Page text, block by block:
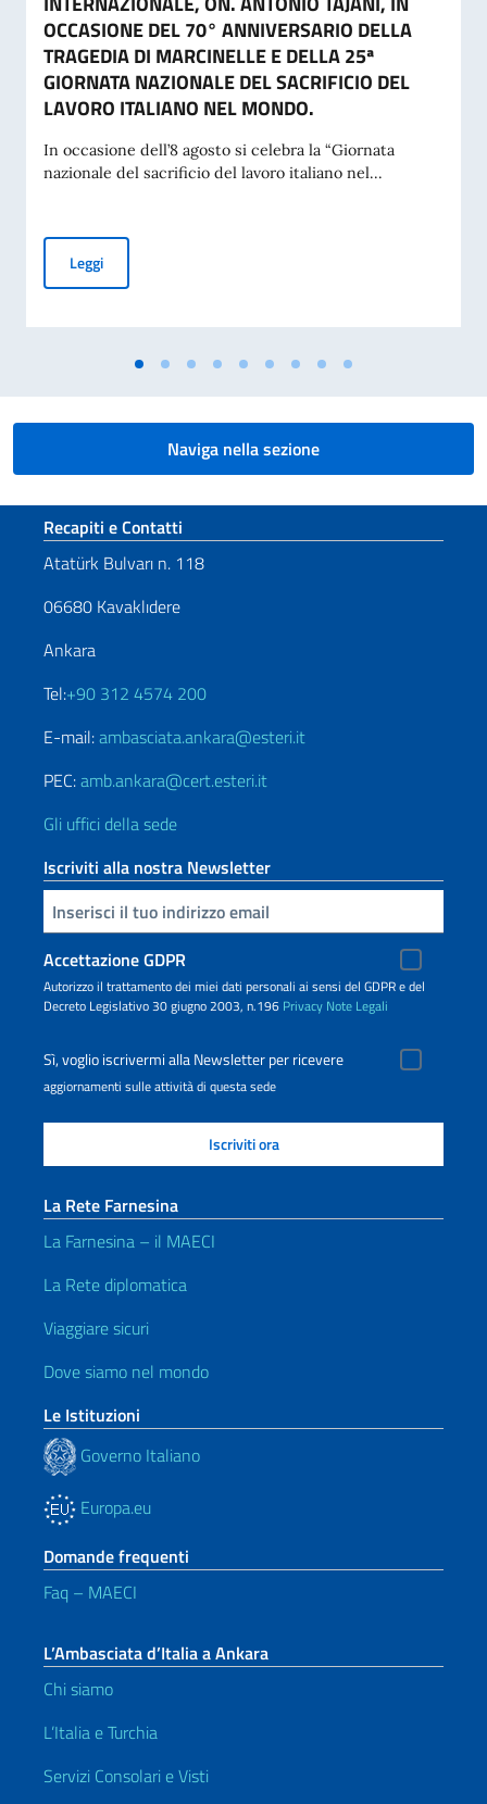
OCCASIONE DEL 70° ANNIVERSARIO DELLA
TRAGEDIA DI MARCINELLE E DELLA 25ª
GIORNATA NAZIONALE DEL SACRIFICIO DEL
LAVORO ITALIANO NEL MONDO.
In occasione dell’8 agosto si celebra la “Giornata
nazionale del sacrificio del lavoro italiano nel...
LeggiMESSAGGIO DEL VICE PRESIDENTE DEL CONSIGLIO DEI
Naviga nella sezione
Sezione footer
Recapiti e Contatti
Atatürk Bulvarı n. 118
06680 Kavaklıdere
Ankara
Tel:+90 312 4574 200
E-mail:ambasciata.ankara@esteri.it
PEC:amb.ankara@cert.esteri.it
Gli uffici della sede
Iscriviti alla nostra Newsletter
Inserisci la tua email
Accettazione GDPR
Autorizzo il trattamento dei miei dati personali ai sensi del GDPR e del
Decreto Legislativo 30 giugno 2003, n.196 Privacy Note Legali
Sì, voglio iscrivermi alla Newsletter per ricevere
aggiornamenti sulle attività di questa sede
La Rete Farnesina
La Farnesina – il MAECI
La Rete diplomatica
Viaggiare sicuri
Dove siamo nel mondo
Le Istituzioni
Governo Italiano
Europa.eu
Domande frequenti
Faq – MAECI
L’Ambasciata d’Italia a Ankara
Chi siamo
L’Italia e Turchia
Servizi Consolari e Visti